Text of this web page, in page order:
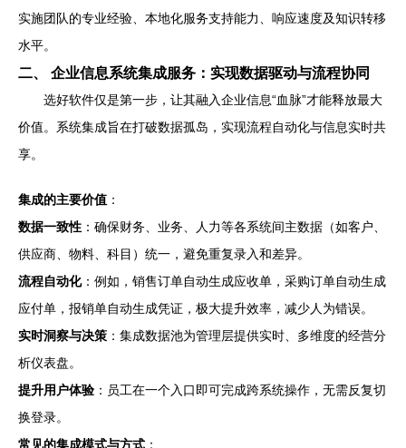
实施团队的专业经验、本地化服务支持能力、响应速度及知识转移
水平。
二、 企业信息系统集成服务：实现数据驱动与流程协同
选好软件仅是第一步，让其融入企业信息“血脉”才能释放最大
价值。系统集成旨在打破数据孤岛，实现流程自动化与信息实时共
享。
集成的主要价值 ：
数据一致性 ：确保财务、业务、人力等各系统间主数据（如客户、
供应商、物料、科目）统一，避免重复录入和差异。
流程自动化：例如，销售订单自动生成应收单，采购订单自动生成
应付单，报销单自动生成凭证，极大提升效率，减少人为错误。
实时洞察与决策 ：集成数据池为管理层提供实时、多维度的经营分
析仪表盘。
提升用户体验 ：员工在一个入口即可完成跨系统操作，无需反复切
换登录。
常见的集成模式与方式 ：